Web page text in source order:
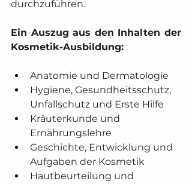
durchzuführen.
Ein Auszug aus den Inhalten der
Kosmetik-Ausbildung:
Anatomie und Dermatologie
Hygiene, Gesundheitsschutz,
Unfallschutz und Erste Hilfe
Kräuterkunde und
Ernährungslehre
Geschichte, Entwicklung und
Aufgaben der Kosmetik
Hautbeurteilung und